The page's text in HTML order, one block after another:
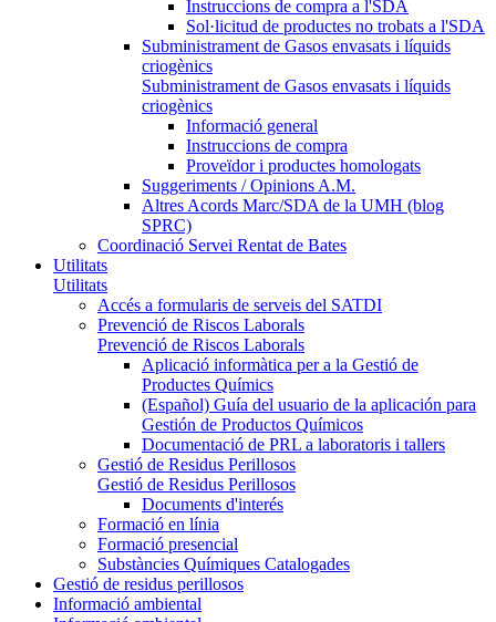
Instruccions de compra a l'SDA
Sol·licitud de productes no trobats a l'SDA
Subministrament de Gasos envasats i líquids
criogènics
Subministrament de Gasos envasats i líquids
criogènics
Informació general
Instruccions de compra
Proveïdor i productes homologats
Suggeriments / Opinions A.M.
Altres Acords Marc/SDA de la UMH (blog
SPRC)
Coordinació Servei Rentat de Bates
Utilitats
Utilitats
Accés a formularis de serveis del SATDI
Prevenció de Riscos Laborals
Prevenció de Riscos Laborals
Aplicació informàtica per a la Gestió de
Productes Químics
(Español) Guía del usuario de la aplicación para
Gestión de Productos Químicos
Documentació de PRL a laboratoris i tallers
Gestió de Residus Perillosos
Gestió de Residus Perillosos
Documents d'interés
Formació en línia
Formació presencial
Substàncies Químiques Catalogades
Gestió de residus perillosos
Informació ambiental